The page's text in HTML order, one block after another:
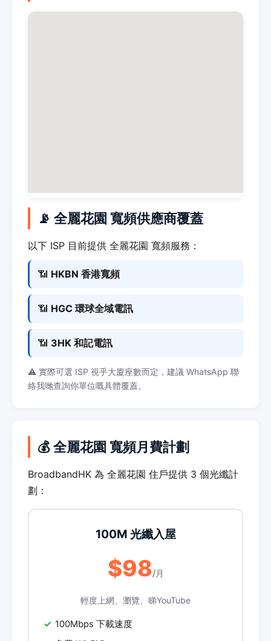
📡 全麗花園 寬頻供應商覆蓋
以下 ISP 目前提供 全麗花園 寬頻服務：
📶 HKBN 香港寬頻
📶 HGC 環球全域電訊
📶 3HK 和記電訊
⚠️ 實際可選 ISP 視乎大廈座數而定，建議 WhatsApp 聯
絡我哋查詢你單位嘅具體覆蓋。
💰 全麗花園 寬頻月費計劃
BroadbandHK 為 全麗花園 住戶提供 3 個光纖計
劃：
100M 光纖入屋
$98/月
輕度上網、瀏覽、睇YouTube
100Mbps 下載速度